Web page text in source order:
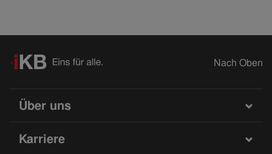
Nach Oben
Über uns
Karriere